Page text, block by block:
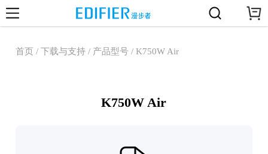
首页 / 下载与支持 / 产品型号 / K750W Air
K750W Air